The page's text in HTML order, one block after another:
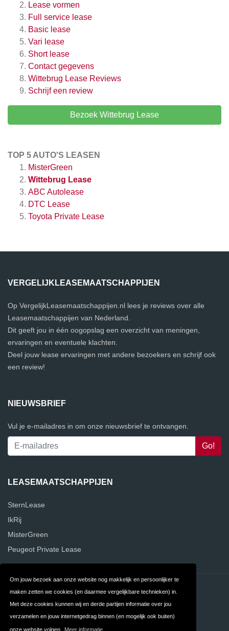
Om jouw bezoek aan onze website nog makkelijk en persoonlijker te
maken zetten we cookies (en daarmee vergelijkbare technieken) in.
Met deze cookies kunnen wij en derde partijen informatie over jou
verzamelen en jouw internetgedrag binnen (en mogelijk ook buiten)
onze website volgen. Meer informatie
Lease vormen
Full service lease
Basic lease
Vari lease
Short lease
Contact gegevens
Wittebrug Lease Reviews
Schrijf een review
Bezoek Wittebrug Lease
TOP 5 AUTO'S LEASEN
MisterGreen
Wittebrug Lease
ABC Autolease
DTC Lease
Toyota Private Lease
VERGELIJKLEASEMAATSCHAPPIJEN
Op VergelijkLeasemaatschappijen.nl lees je reviews over alle
Leasemaatschappijen van Nederland.
Dit geeft jou in één oogopslag een overzicht van meningen,
ervaringen en eventuele klachten.
Deel jouw lease ervaringen met andere bezoekers en schrijf ook
een review!
NIEUWSBRIEF
Vul je e-mailadres in om onze nieuwsbrief te ontvangen.
LEASEMAATSCHAPPIJEN
SternLease
IkRij
MisterGreen
Peugeot Private Lease
Contact Privacy
Algemene FAQ